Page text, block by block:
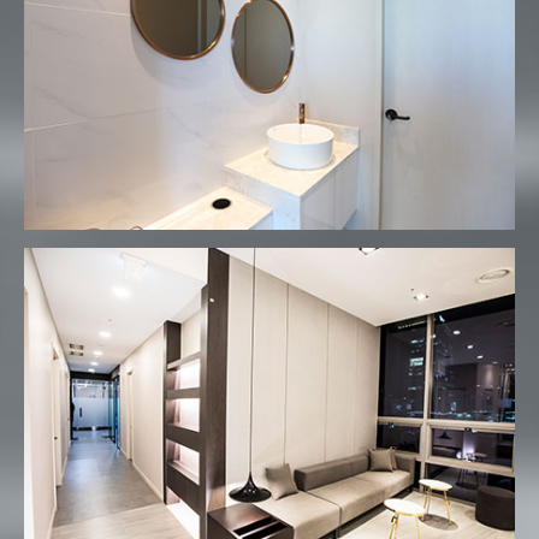
미라클마취통증의학과
미라클마취통증의학과